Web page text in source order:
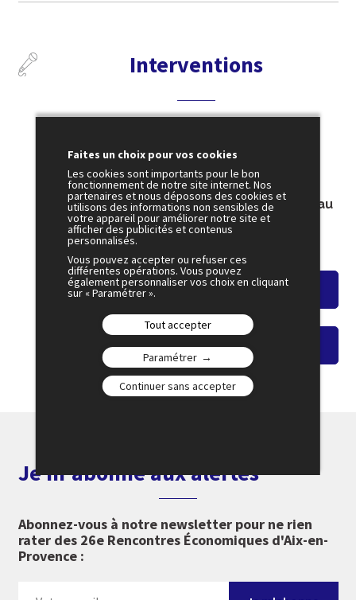
Interventions
10:00
AGORA 5
Favoriser l’épanouissement des jeunes au
travail
Voir le résumé
Voir le replay
Je m'abonne aux alertes
Abonnez-vous à notre newsletter pour ne rien
rater des 26e Rencontres Économiques d'Aix-en-
Provence :
Faites un choix pour vos cookies
Les cookies sont importants pour le bon
fonctionnement de notre site internet. Nos
partenaires et nous déposons des cookies et
utilisons des informations non sensibles de
votre appareil pour améliorer notre site et
afficher des publicités et contenus
personnalisés.
Vous pouvez accepter ou refuser ces
différentes opérations. Vous pouvez
également personnaliser vos choix en cliquant
sur « Paramétrer ».
Tout accepter
Paramétrer
Continuer sans accepter